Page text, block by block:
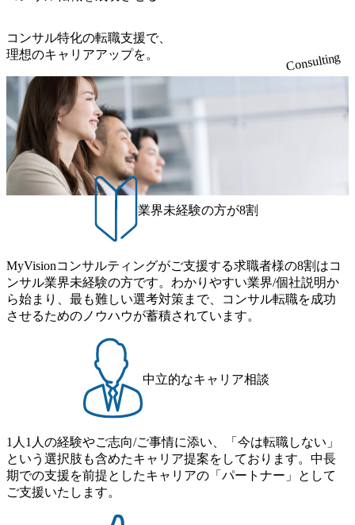
30%、昇格者の年収伸び率が16%、全社平均年収伸び率が9%
という実績となっている。要は、<u>毎年３人に一人がプロ
モーションし、年収も年平均10%以上増えている</u>ことに
なる これは優秀な人材が多く集まっているというだけでな
く、個人が成果を上げることのできる仕組み（教育や環境、
制度）が整っていることの証左にもなっている 年収の最大
上がり幅も46.3%と、結果を出した人材への評価・報酬も大
きいのも特徴 2026年3月7日(土) 9:30～17:00 2026年3月2日(月)
16:00 ※ご案内枠数に制限がございます。先約順となります
のでお早目にご応募ください。 平日はお仕事などでお忙し
い方にもご参加いただけるよう、 休日に1日完結で実施する
オンライン選考会です。 通常は複数日に分かれて行う選考
プロセスを1日に集約し、 1次面接・最終面接を1日で実施い
たします。 短期間で選考結果をご確認いただけるため、お
仕事と並行して転職活動を進めたい方や、 スピード感をも
って次のステップを検討したい方に適した選考会です。 イ
グニション・ポイントおよびAI Technologyユニットにご興味
をお持ちの方は、ぜひこの機会にご応募ください。 ●選考フ
予定 1次面接(ケース面接 ※40分)を実施いたします。 ②結果
フィードバック : [ 13:00～14:00 ] 人事担当より1次面接の結
果フィードバックを実施いたします。 通過者のみ③の最終
面接のご案内を差し上げます。 ③最終面接 : [ 14:00～17:00
頃 ] 終了予定 最終面接(※40分)を実施いたします。 ※1次面
中に人事担当よりご連絡差し上げます。 ※後日、選考通過
者の方については、内定にかかる条件面談を実施いたしま
す。 ※状況/ポジションによっては、追加のご面談/面接の実
施をご依頼する場合がございます。 オンライン ●必須条件
以下のいずれかのご経験をお持ちの方 ・コンサルティング
グニション・ポイント株式会社 本社 東京都渋谷区東1-32-1
ります。
て、2026年度までに1,000名規模の会社への拡大を志向して
おり、経営基盤が安定しているファームで第二創業期の更な
る拡大フェーズに参画できるという、またとない状況下とな
っている 2024年9月7日（土）10:00～16:00max ※オンライン
にて実施 ※人数が上限に達した時点で募集を締め切ります
※ 普段忙しくて平日なかなか都合がつかない方、選考をス
ピーディーに進めたい方に向けた会社説明会付き休日選考会
を開催いたします！ ネクストキャリアをお考えのコンサル
出身者、また事業会社で新規事業開発や事業開発、経営企画
に従事された方、マネジメント経験のある方はこの機会にぜ
ひご応募下さい。 本説明会＆選考会は、イグニション・ポ
イントのストラテジーユニットを統括する齋木からの会社説
明、ならびに、大手ファーム、商社、事業会社出身の新規事
業推進スペシャリストたちによる座談会、そして面接で構成
されます。 ※事前書類選考あり※ 10：00～10：30 会社説
明 10：30～11：00 座談会 11：00～11：20 質疑応答 12：
00～16：00 選考会 ※面接の順番により拘束時間は異なり
ます ※各面接時間は45分を想定 ※面接時間以外の拘束はご
ざいません オンラインにて実施 【新規事業開コンサルタン
ト（マネージャー候補）】 【必須（MUST）】 戦略コンサ
ルティング／総合コンサルティング／ITコンサルティングフ
ァームでの大手企業を中心とした戦略立案・事業企画・経営
改革・新規事業企画立案・事業推進支援のいずれかの経験
る場合、歓迎します。 ・コンサルティングファームでのマ
ネジメント経験 ・戦略コンサルタントとして顧客企業の新
規事業企画、開発支援やオープンイノベーション戦略立案、
実行支援の経験 ・ビジネスレベルの英語能力 ・コンサルテ
ィング業務以外の事業経験 ・事業開発に関連する資格等の
コンサル特化の転職支援で、
理想のキャリアアップを。
Consulting
業界未経験の方が8割
MyVisionコンサルティングがご支援する求職者様の8割はコ
ンサル業界未経験の方です。わかりやすい業界/個社説明か
ら始まり、最も難しい選考対策まで、コンサル転職を成功
させるためのノウハウが蓄積されています。
中立的なキャリア相談
1人1人の経験やご志向/ご事情に添い、「今は転職しない」
という選択肢も含めたキャリア提案をしております。中長
期での支援を前提としたキャリアの「パートナー」として
ご支援いたします。